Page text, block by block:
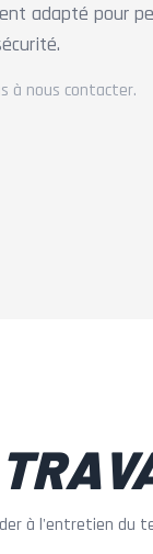
adapté pour
à nous contacter.
à l'entretien du